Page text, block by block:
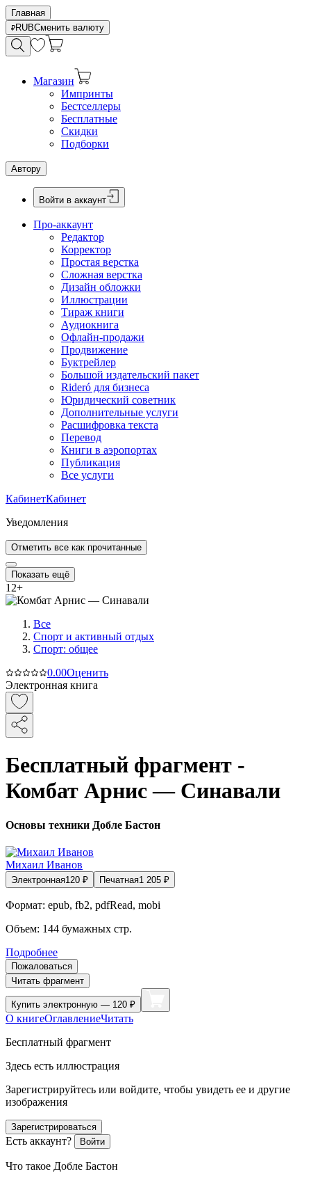
Главная
RUBСменить валюту
Магазин
Импринты
Бестселлеры
Бесплатные
Скидки
Подборки
Автору
Войти в аккаунт
Про-аккаунт
Редактор
Корректор
Простая верстка
Сложная верстка
Дизайн обложки
Иллюстрации
Тираж книги
Аудиокнига
Офлайн-продажи
Продвижение
Буктрейлер
Большой издательский пакет
Rideró для бизнеса
Юридический советник
Дополнительные услуги
Расшифровка текста
Перевод
Книги в аэропортах
Публикация
Все услуги
КабинетКабинет
Уведомления
Отметить все как прочитанные
Показать ещё
12+
Все
Спорт и активный oтдых
Спорт: общее
0.00Оценить
Электронная книга
Бесплатный фрагмент -
Комбат Арнис — Синавали
Основы техники Добле Бастон
Михаил Иванов
Электронная120 ₽ Печатная1 205 ₽
Формат: epub, fb2, pdfRead, mobi
Объем: 144 бумажных стр.
Подробнее
Пожаловаться
Читать фрагмент
Купить электронную — 120 ₽
О книгеОглавлениеЧитать
Бесплатный фрагмент
Здесь есть иллюстрация
Зарегистрируйтесь или войдите, чтобы увидеть ее и другие
изображения
Зарегистрироваться
Есть аккаунт? Войти
Что такое Добле Бастон